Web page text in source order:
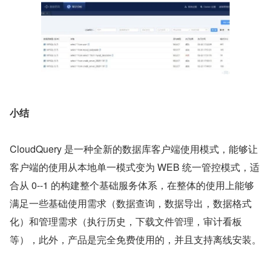
小结
CloudQuery 是一种全新的数据库客户端使用模式，能够让
客户端的使用从本地单一模式变为 WEB 统一管控模式，适
合从 0--1 的构建整个基础服务体系，在整体的使用上能够
满足一些基础使用需求（数据查询，数据导出，数据格式
化）和管理需求（执行历史，下载文件管理，审计看板
等），此外，产品是完全免费使用的，并且支持离线安装。